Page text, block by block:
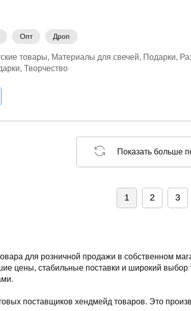
Опт Дроп
товары Материалы для свечей Подарки
Творчество
Показать больше
1 2 3
для розничной продажи в собственном
цены, стабильные поставки и широкий выбор
поставщиков хендмейд товаров. Это